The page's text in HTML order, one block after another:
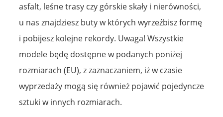
asfalt, leśne trasy czy górskie skały i nierówności,
u nas znajdziesz buty w których wyrzeźbisz formę
i pobijesz kolejne rekordy. Uwaga! Wszystkie
modele będę dostępne w podanych poniżej
rozmiarach (EU), z zaznaczaniem, iż w czasie
wyprzedaży mogą się również pojawić pojedyncze
sztuki w innych rozmiarach.